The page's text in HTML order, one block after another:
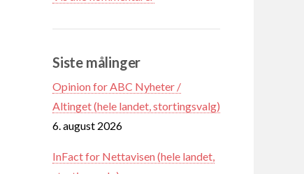
Siste målinger
Opinion for ABC Nyheter /
Altinget (hele landet, stortingsvalg)
6. august 2026
InFact for Nettavisen (hele landet,